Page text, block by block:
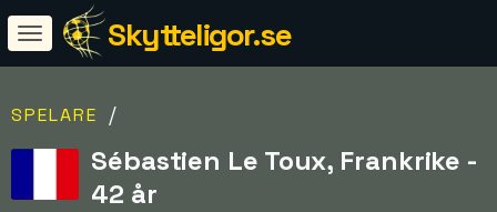
Skytteligor.se
SPELARE /
Sébastien Le Toux, Frankrike -
42 år